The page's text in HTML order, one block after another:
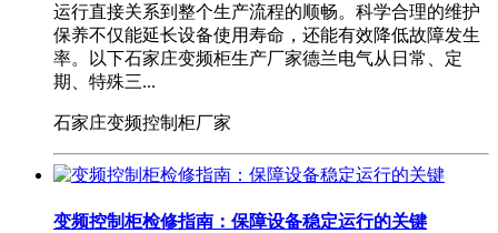
运行直接关系到整个生产流程的顺畅。科学合理的维护
保养不仅能延长设备使用寿命，还能有效降低故障发生
率。以下石家庄变频柜生产厂家德兰电气从日常、定
期、特殊三...
石家庄变频控制柜厂家
变频控制柜检修指南：保障设备稳定运行的关键